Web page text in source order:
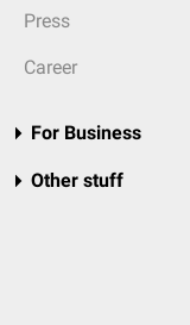
Press
Career
For Business
Other stuff